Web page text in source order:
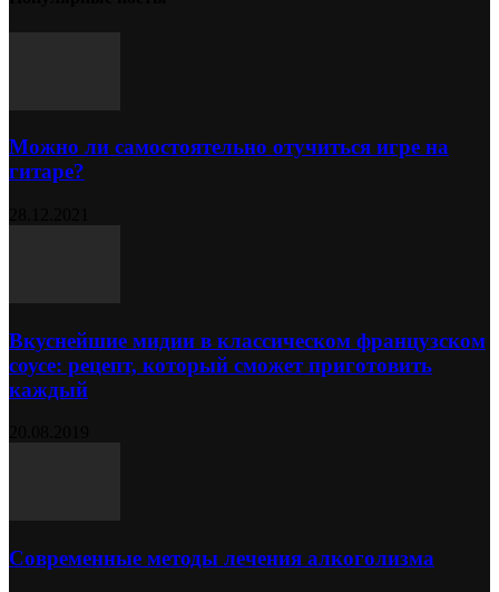
Можно ли самостоятельно отучиться игре на
гитаре?
Вкуснейшие мидии в классическом французском
соусе: рецепт, который сможет приготовить
каждый
Современные методы лечения алкоголизма